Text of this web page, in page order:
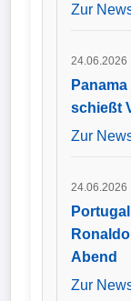
Zur
24.06.2026
schießt
Zur
24.06.2026
Abend
Zur